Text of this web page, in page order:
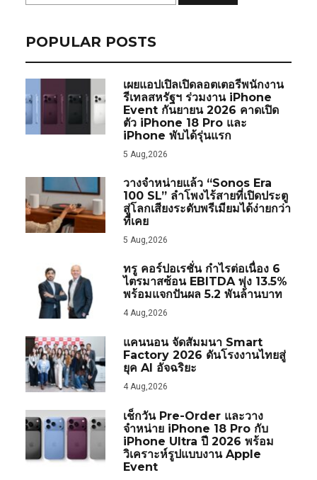
POPULAR POSTS
เผยแอปเปิลเปิดลอตเตอรีพนักงาน
รีเทลสหรัฐฯ ร่วมงาน iPhone
Event กันยายน 2026 คาดเปิด
ตัว iPhone 18 Pro และ
iPhone พับได้รุ่นแรก
5 Aug,2026
วางจำหน่ายแล้ว “Sonos Era
100 SL” ลำโพงไร้สายที่เปิดประตู
สู่โลกเสียงระดับพรีเมียมได้ง่ายกว่า
ที่เคย
5 Aug,2026
ทรู คอร์ปอเรชั่น กำไรต่อเนื่อง 6
ไตรมาสซ้อน EBITDA พุ่ง 13.5%
พร้อมแจกปันผล 5.2 พันล้านบาท
4 Aug,2026
แคนนอน จัดสัมมนา Smart
Factory 2026 ดันโรงงานไทยสู่
ยุค AI อัจฉริยะ
4 Aug,2026
เช็กวัน Pre-Order และวาง
จำหน่าย iPhone 18 Pro กับ
iPhone Ultra ปี 2026 พร้อม
วิเคราะห์รูปแบบงาน Apple
Event